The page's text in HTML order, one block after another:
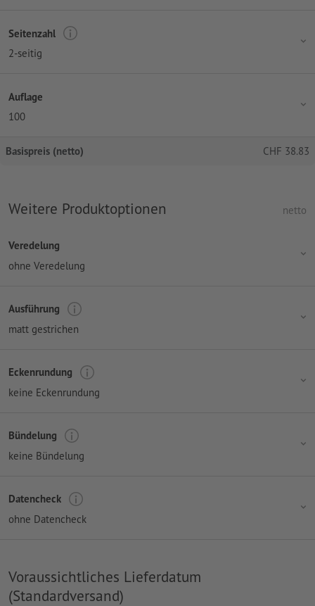
Seitenzahl
2-seitig
Auflage
100
Basispreis (netto) CHF 38.83
Weitere Produktoptionen netto
Veredelung
ohne Veredelung
Ausführung
matt gestrichen
Eckenrundung
keine Eckenrundung
Bündelung
keine Bündelung
Datencheck
ohne Datencheck
Voraussichtliches Lieferdatum
(Standardversand)